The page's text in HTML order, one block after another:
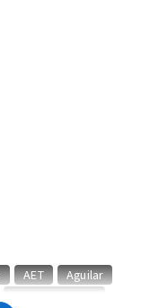
エフェクター
AET
Aguilar